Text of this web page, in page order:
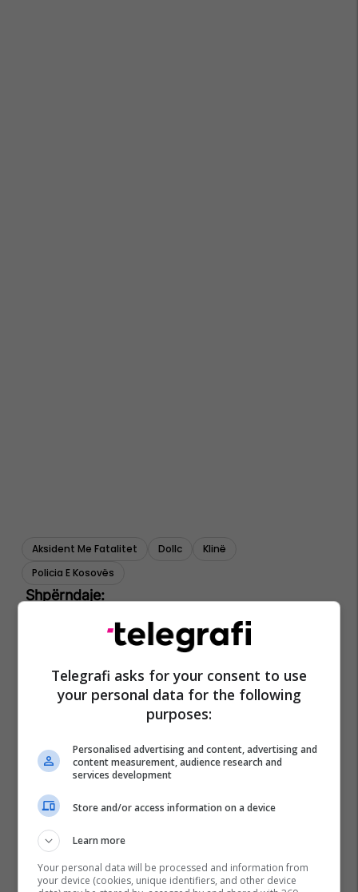
Aksident Me Fatalitet Dollc
Klinë
Policia E Kosovës
Telegrafi asks for your consent to use
your personal data for the following
purposes:
Personalised advertising and content, advertising and
content measurement, audience research and
services development
Store and/or access information on a device
Learn more
Your personal data will be processed and information from
your device (cookies, unique identifiers, and other device